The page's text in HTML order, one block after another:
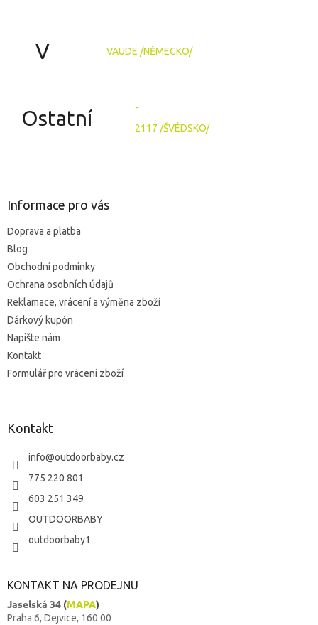
V VAUDE /NĚMECKO/
Ostatní
-
2117 /ŠVÉDSKO/
Informace pro vás
Doprava a platba
Blog
Obchodní podmínky
Ochrana osobních údajů
Reklamace, vrácení a výměna zboží
Dárkový kupón
Napište nám
Kontakt
Formulář pro vrácení zboží
Kontakt
info@outdoorbaby.cz
775 220 801
603 251 349
OUTDOORBABY
outdoorbaby1
KONTAKT NA PRODEJNU
Jaselská 34 (MAPA)
Praha 6, Dejvice, 160 00